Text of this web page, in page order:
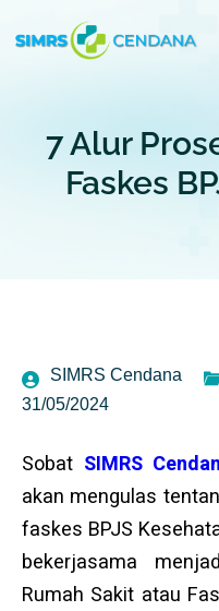
7 Alur
Faskes
SIMRS Cendana
31/05/2024
Sobat SIMRS
akan mengulas
faskes BPJS
bekerjasama
Rumah Sakit atau